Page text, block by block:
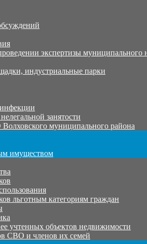
экспертизы муниципального
индустриальные парки
занятости
муниципального района
имуществом
льготным категориям граждан
учтенных объектов недвижимости
СВО и членов их семей